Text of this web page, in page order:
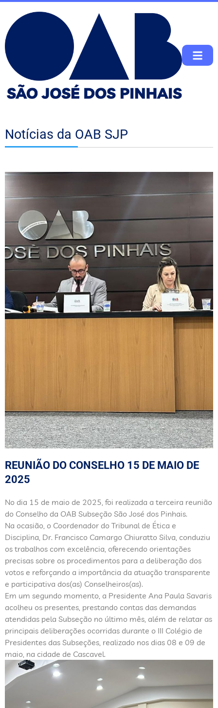
Notícias da OAB SJP
REUNIÃO DO CONSELHO 15 DE MAIO DE
2025
No dia 15 de maio de 2025, foi realizada a terceira reunião
do Conselho da OAB Subseção São José dos Pinhais.
Na ocasião, o Coordenador do Tribunal de Ética e
Disciplina, Dr. Francisco Camargo Chiuratto Silva, conduziu
os trabalhos com excelência, oferecendo orientações
precisas sobre os procedimentos para a deliberação dos
votos e reforçando a importância da atuação transparente
e participativa dos(as) Conselheiros(as).
Em um segundo momento, a Presidente Ana Paula Savaris
acolheu os presentes, prestando contas das demandas
atendidas pela Subseção no último mês, além de relatar as
principais deliberações ocorridas durante o III Colégio de
Presidentes das Subseções, realizado nos dias 08 e 09 de
maio, na cidade de Cascavel.